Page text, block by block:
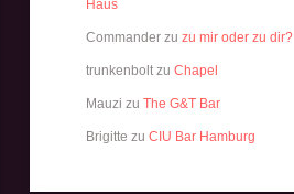
Haus
Commander zu zu mir oder zu dir?
trunkenboltzu Chapel
Mauzi zu The G&T Bar
Brigitte zu CIU Bar Hamburg